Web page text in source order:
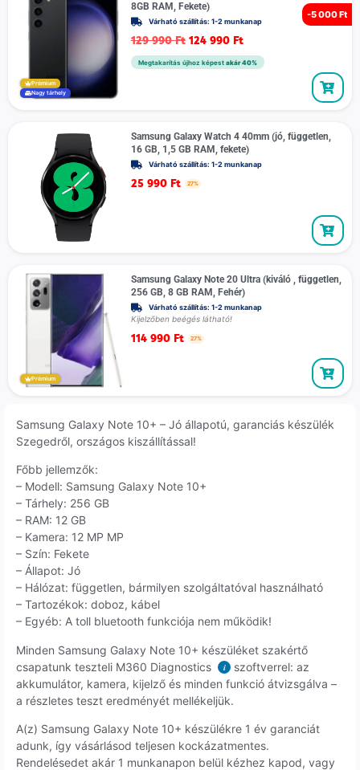
-5 000 Ft
Prémium
Nagy tárhely
8GB RAM, Fekete)
Várható szállítás: 1-2 munkanap
129 990Ft 124 990 Ft
Megtakarítás újhoz képest akár 40%
Samsung Galaxy Watch 4 40mm (jó, független,
16 GB, 1,5 GB RAM, fekete)
Várható szállítás: 1-2 munkanap
25 990 Ft 27%
Prémium
Samsung Galaxy Note 20 Ultra (kiváló , független,
256 GB, 8 GB RAM, Fehér)
Várható szállítás: 1-2 munkanap
Kijelzőben beégés látható!
114 990 Ft 27%
Samsung Galaxy Note 10+ – Jó állapotú, garanciás készülék
Szegedről, országos kiszállítással!
Főbb jellemzők:
– Modell: Samsung Galaxy Note 10+
– Tárhely: 256 GB
– RAM: 12 GB
– Kamera: 12 MP MP
– Szín: Fekete
– Állapot: Jó
– Hálózat: független, bármilyen szolgáltatóval használható
– Tartozékok: doboz, kábel
– Egyéb: A toll bluetooth funkciója nem működik!
Minden Samsung Galaxy Note 10+ készüléket szakértő
csapatunk teszteli M360 Diagnostics
i
szoftverrel: az
akkumulátor, kamera, kijelző és minden funkció átvizsgálva –
a részletes teszt eredményét mellékeljük.
A(z) Samsung Galaxy Note 10+ készülékre 1 év garanciát
adunk, így vásárlásod teljesen kockázatmentes.
Rendelésedet akár 1 munkanapon belül kézhez kapod, vagy